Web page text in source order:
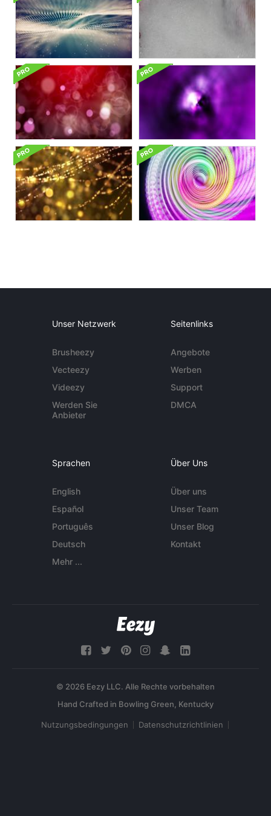
Unser Netzwerk
Brusheezy
Vecteezy
Videezy
Werden Sie
Anbieter
Seitenlinks
Angebote
Werben
Support
DMCA
Sprachen
English
Español
Português
Deutsch
Mehr ...
Über Uns
Über uns
Unser Team
Unser Blog
Kontakt
© 2026 Eezy LLC. Alle Rechte vorbehalten
Nutzungsbedingungen Datenschutzrichtlinien